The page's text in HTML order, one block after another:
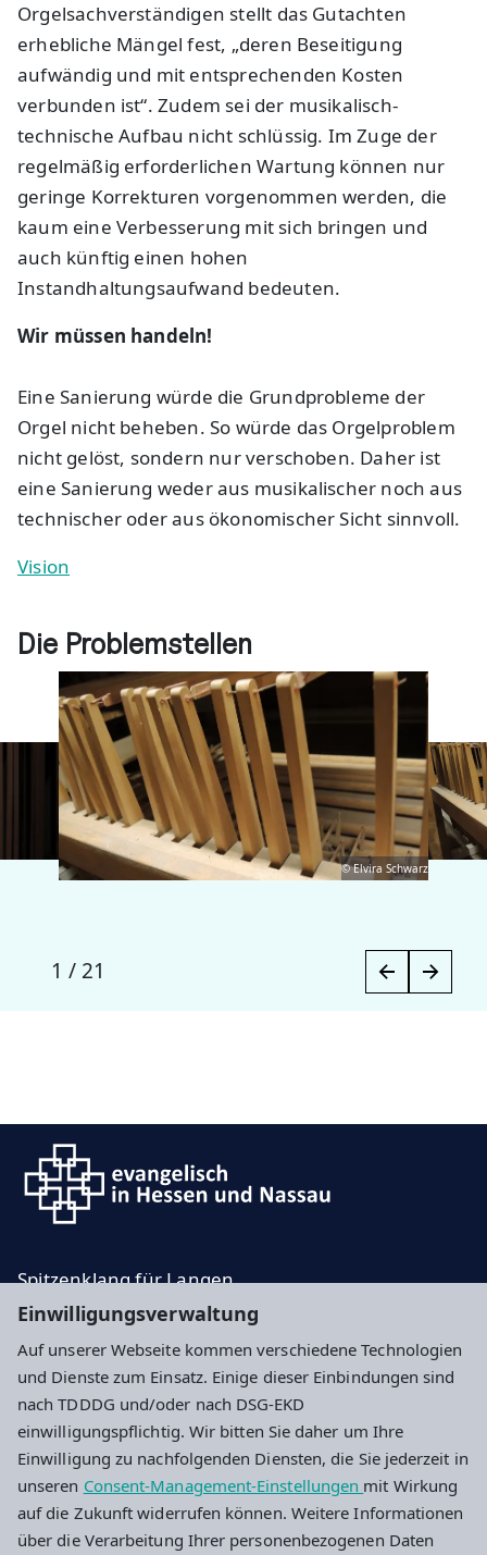
Einwilligungsverwaltung
Auf unserer Webseite kommen verschiedene Technologien
und Dienste zum Einsatz. Einige dieser Einbindungen sind
nach TDDDG und/oder nach DSG-EKD
einwilligungspflichtig. Wir bitten Sie daher um Ihre
Einwilligung zu nachfolgenden Diensten, die Sie jederzeit in
unseren Consent-Management-Einstellungen mit Wirkung
auf die Zukunft widerrufen können. Weitere Informationen
über die Verarbeitung Ihrer personenbezogenen Daten
Orgelsachverständigen stellt das Gutachten
erhebliche Mängel fest, „deren Beseitigung
aufwändig und mit entsprechenden Kosten
verbunden ist“. Zudem sei der musikalisch-
technische Aufbau nicht schlüssig. Im Zuge der
regelmäßig erforderlichen Wartung können nur
geringe Korrekturen vorgenommen werden, die
kaum eine Verbesserung mit sich bringen und
auch künftig einen hohen
Instandhaltungsaufwand bedeuten.
Wir müssen handeln!
Eine Sanierung würde die Grundprobleme der
Orgel nicht beheben. So würde das Orgelproblem
nicht gelöst, sondern nur verschoben. Daher ist
eine Sanierung weder aus musikalischer noch aus
technischer oder aus ökonomischer Sicht sinnvoll.
Vision
Die Problemstellen
© Elvira Schwarz
1 / 21
Spitzenklang für Langen
Die neue Orgel für die Evangelische Stadtkirche in
Cookie-Einstellungen
Ev. Kirchengemeinde Langen
Bahnstr 46
63225 Langen